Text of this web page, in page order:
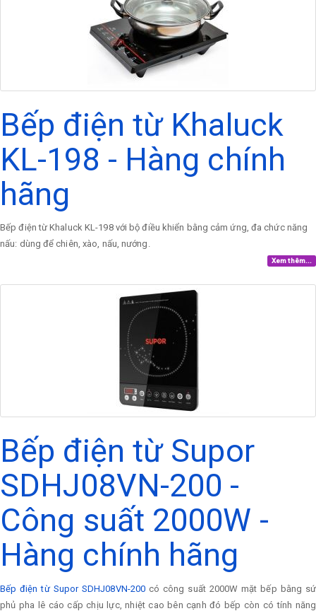
Bếp điện từ Khaluck
KL-198 - Hàng chính
hãng
Bếp điện từ Khaluck KL-198 với bộ điều khiển bằng cảm ứng, đa chức năng
nấu: dùng để chiên, xào, nấu, nướng.
Xem thêm...
Bếp điện từ Supor
SDHJ08VN-200 -
Công suất 2000W -
Hàng chính hãng
Bếp điện từ Supor SDHJ08VN-200 có công suất 2000W mặt bếp bằng sứ
phủ pha lê cáo cấp chịu lực, nhiệt cao bên cạnh đó bếp còn có tính năng